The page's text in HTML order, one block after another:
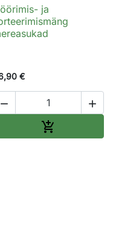
ja
€
 
